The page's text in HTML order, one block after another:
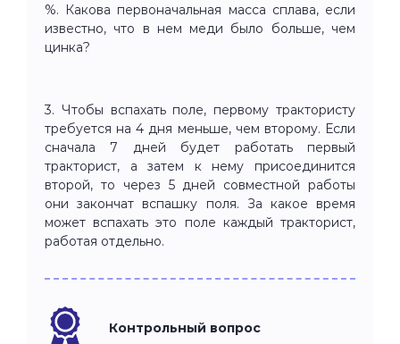
%. Какова первоначальная масса сплава, если
известно, что в нем меди было больше, чем
цинка?
3. Чтобы вспахать поле, первому трактористу
требуется на 4 дня меньше, чем второму. Если
сначала 7 дней будет работать первый
тракторист, а затем к нему присоединится
второй, то через 5 дней совместной работы
они закончат вспашку поля. За какое время
может вспахать это поле каждый тракторист,
работая отдельно.
Контрольный вопрос